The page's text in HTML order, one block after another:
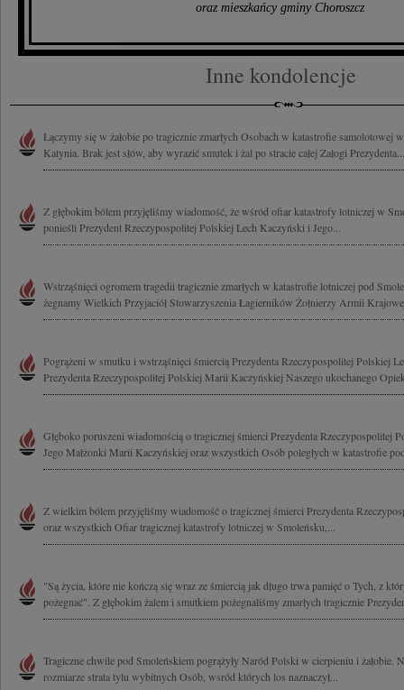
oraz mieszkańcy gminy Choroszcz
Inne kondolencje
Łączymy się w żałobie po tragicznie zmarłych Osobach w katastrofie samolotowej
Katynia. Brak jest słów, aby wyrazić smutek i żal po stracie całej Załogi Prezydenta...
Z głębokim bólem przyjęliśmy wiadomość, że wśród ofiar katastrofy lotniczej w
ponieśli Prezydent Rzeczypospolitej Polskiej Lech Kaczyński i Jego...
Wstrząśnięci ogromem tragedii tragicznie zmarłych w katastrofie lotniczej pod
żegnamy Wielkich Przyjaciół Stowarzyszenia Łagierników Żołnierzy Armii
Pogrążeni w smutku i wstrząśnięci śmiercią Prezydenta Rzeczypospolitej Polskiej
Prezydenta Rzeczypospolitej Polskiej Marii Kaczyńskiej Naszego ukochanego
Głęboko poruszeni wiadomością o tragicznej śmierci Prezydenta Rzeczypospolitej
Jego Małżonki Marii Kaczyńskiej oraz wszystkich Osób poległych w katastrofie
Z wielkim bólem przyjęliśmy wiadomość o tragicznej śmierci Prezydenta
oraz wszystkich Ofiar tragicznej katastrofy lotniczej w Smoleńsku,...
"Są życia, które nie kończą się wraz ze śmiercią jak długo trwa pamięć o Tych, z
pożegnać". Z głębokim żalem i smutkiem pożegnaliśmy zmarłych tragicznie
Tragiczne chwile pod Smoleńskiem pogrążyły Naród Polski w cierpieniu i żałobie.
rozmiarze strata tylu wybitnych Osób, wsród których los naznaczył...